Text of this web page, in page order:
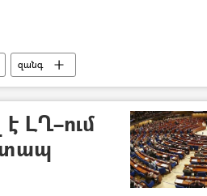
զանգ
Ադրբեջան
ԼՂ–ում